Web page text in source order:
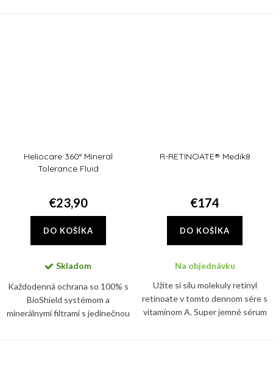
Heliocare 360° Mineral
Tolerance Fluid
€23,90
DO KOŠÍKA
Skladom
Každodenná ochrana so 100% s
BioShield systémom a
minerálnymi filtrami s jedinečnou
R-RETINOATE® Medik8
€174
DO KOŠÍKA
Na objednávku
Užite si silu molekuly retinyl
retinoate v tomto dennom sére s
vitamínom A. Super jemné sérum